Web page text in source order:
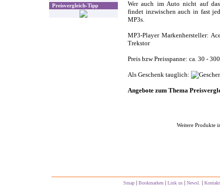
Preisvergleich-Tipp
Wer auch im Auto nicht auf
findet inzwischen auch in fast
MP3s.
MP3-Player Markenhersteller:
Trekstor
Preis bzw Preisspanne: ca. 30 -
Als Geschenk tauglich:
Angebote zum Thema
Weitere Produkte
Smap | Bookmarken | Link us | Newsl. | Kontakt